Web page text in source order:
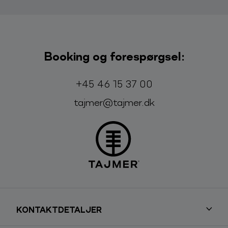
Booking og forespørgsel:
Telefon:
+45 46 15 37 00
E-mail:
tajmer@tajmer.dk
KONTAKTDETALJER